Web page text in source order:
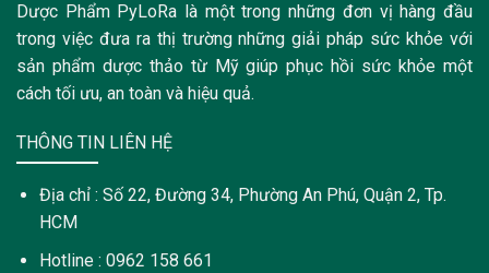
Dược Phẩm PyLoRa là một trong những đơn vị hàng đầu
trong việc đưa ra thị trường những giải pháp sức khỏe với
sản phẩm dược thảo từ Mỹ giúp phục hồi sức khỏe một
cách tối ưu, an toàn và hiệu quả.
THÔNG TIN LIÊN HỆ
Địa chỉ : Số 22, Đường 34, Phường An Phú, Quận 2, Tp.
HCM
Hotline : 0962 158 661